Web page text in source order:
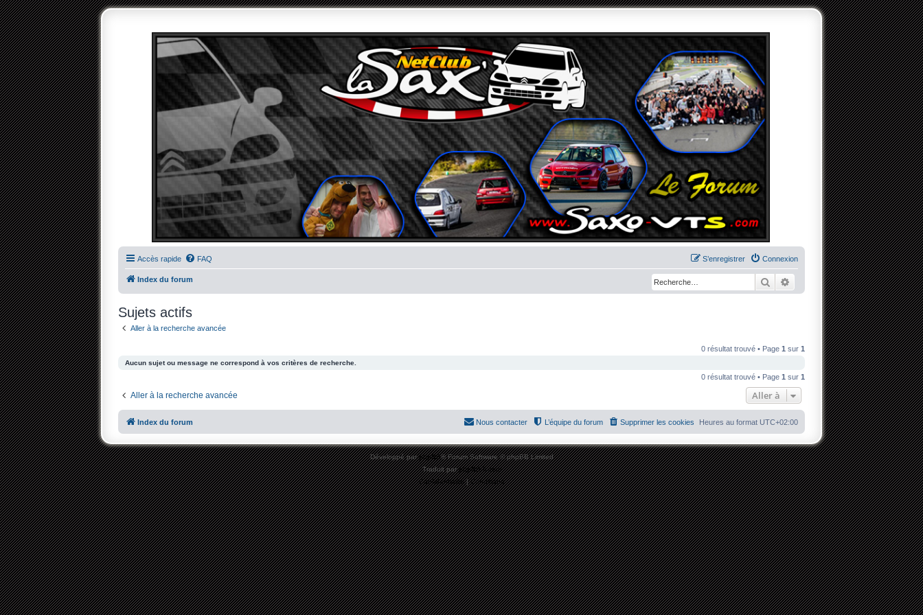
Accès rapide FAQ Connexion
S’enregistrer
Index du forum RechercherRecherche avancée
Sujets actifs
Aller à la recherche avancée
0 résultat trouvé • Page 1 sur 1
Aucun sujet ou message ne correspond à vos critères de recherche.
0 résultat trouvé • Page 1 sur 1
Aller à la recherche avancée Aller à
Index du forum Heures au format UTC+02:00
Supprimer les cookies
L’équipe du forum
Nous contacter
Développé parphpBB® Forum Software © phpBB Limited
Traduit parphpBB-fr.com
Confidentialité|Conditions